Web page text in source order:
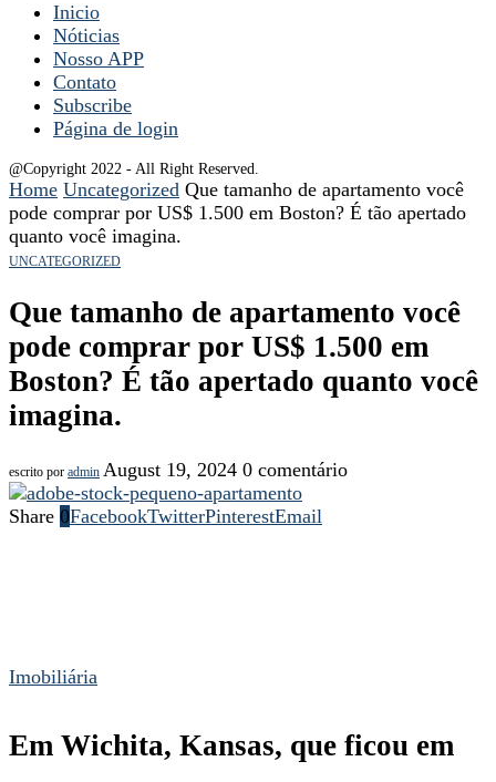
Inicio
Nóticias
Nosso APP
Contato
Subscribe
Página de login
@Copyright 2022 - All Right Reserved.
Home Uncategorized Que tamanho de apartamento você
pode comprar por US$ 1.500 em Boston? É tão apertado
quanto você imagina.
UNCATEGORIZED
Que tamanho de apartamento você
pode comprar por US$ 1.500 em
Boston? É tão apertado quanto você
imagina.
escrito por admin August 19, 2024 0 comentário
Share 0FacebookTwitterPinterestEmail
Imobiliária
Em Wichita, Kansas, que ficou em